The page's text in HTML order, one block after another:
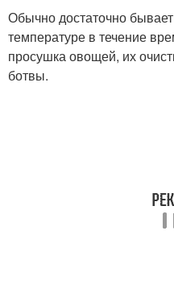
Обычно достаточно
температуре в течение
просушка овощей, их
ботвы.